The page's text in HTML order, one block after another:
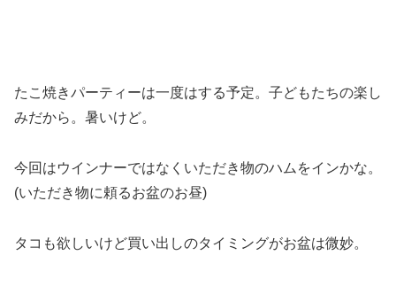
たこ焼きパーティーは一度はする予定。子どもたちの楽し
みだから。暑いけど。
今回はウインナーではなくいただき物のハムをインかな。
(いただき物に頼るお盆のお昼)
タコも欲しいけど買い出しのタイミングがお盆は微妙。